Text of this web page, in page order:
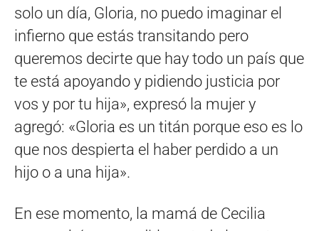
solo un día, Gloria, no puedo imaginar el
infierno que estás transitando pero
queremos decirte que hay todo un país que
te está apoyando y pidiendo justicia por
vos y por tu hija», expresó la mujer y
agregó: «Gloria es un titán porque eso es lo
que nos despierta el haber perdido a un
hijo o a una hija».
En ese momento, la mamá de Cecilia